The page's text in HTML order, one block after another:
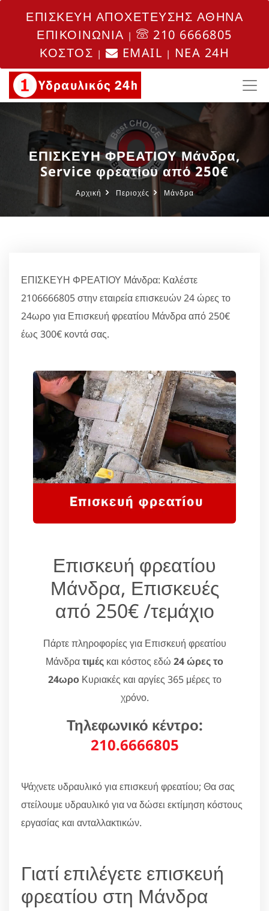
ΕΠΙΣΚΕΥΗ ΑΠΟΧΕΤΕΥΣΗΣ ΑΘΗΝΑ
ΕΠΙΚΟΙΝΩΝΙΑ |
210 6666805
ΚΟΣΤΟΣ | EMAIL | NEA 24H
ΕΠΙΣΚΕΥΗ ΦΡΕΑΤΙΟΥ Μάνδρα,
Service φρεατίου από 250€
Αρχική Περιοχές Μάνδρα
ΕΠΙΣΚΕΥΗ ΦΡΕΑΤΙΟΥ Μάνδρα: Καλέστε
2106666805 στην εταιρεία επισκευών 24 ώρες το
24ωρο για Επισκευή φρεατίου Μάνδρα από 250€
έως 300€ κοντά σας.
Επισκευή φρεατίου
Μάνδρα, Επισκευές
από 250€ /τεμάχιο
Πάρτε πληροφορίες για Επισκευή φρεατίου
Μάνδρατιμές και κόστος εδώ 24 ώρες το
24ωροΚυριακές και αργίες 365 μέρες το
χρόνο.
Τηλεφωνικό κέντρο:
210.6666805
Ψάχνετε υδραυλικό για επισκευή φρεατίου; Θα σας
στείλουμε υδραυλικό για να δώσει εκτίμηση κόστους
εργασίας και ανταλλακτικών.
Γιατί επιλέγετε επισκευή
φρεατίου στη Μάνδρα